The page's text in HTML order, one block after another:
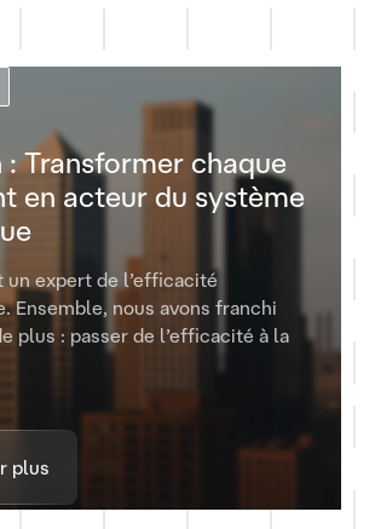
: Transformer chaque
en acteur du système
un expert de l’efficacité
Ensemble, nous avons franchi
plus : passer de l’efficacité à la
plus